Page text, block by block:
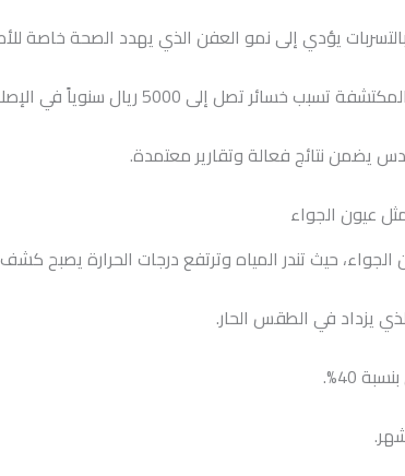
يؤدي إلى نمو العفن الذي يهدد الصحة خاصة
تصل إلى 5000 ريال سنوياً في الإصلاحات.
يضمن نتائج فعالة وتقارير معتمدة.
عيون الجواء
حيث تندر المياه وترتفع درجات الحرارة يصبح كشف
يزداد في الطقس الحار.
40%.